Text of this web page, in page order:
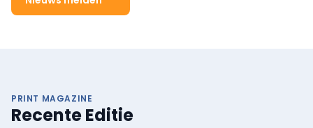
PRINT MAGAZINE
Recente Editie